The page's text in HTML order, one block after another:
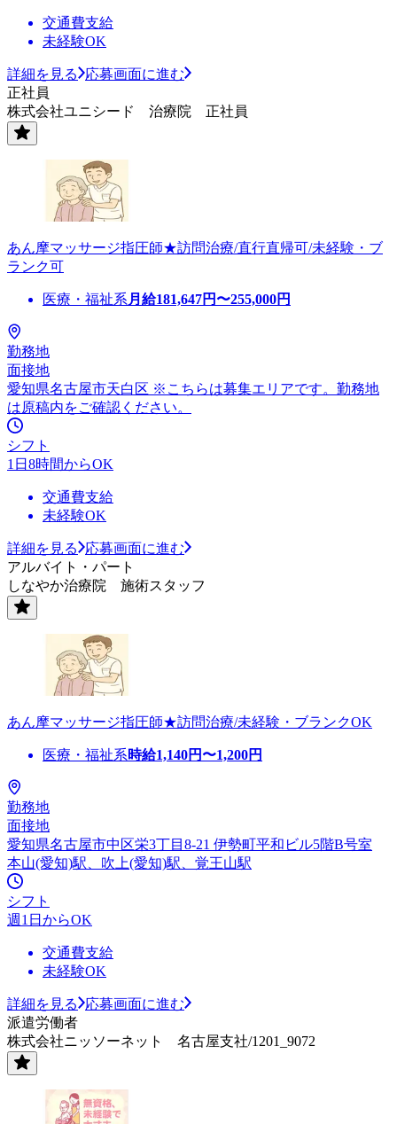
交通費支給
未経験OK
詳細を見る
応募画面に進む
正社員
株式会社ユニシード 治療院 正社員
あん摩マッサージ指圧師★訪問治療/直行直帰可/未経験・ブ
ランク可
医療・福祉系 月給181,647円〜255,000円
勤務地
面接地
愛知県名古屋市天白区 ※こちらは募集エリアです。勤務地
は原稿内をご確認ください。
シフト
1日8時間からOK
交通費支給
未経験OK
詳細を見る
応募画面に進む
アルバイト・パート
しなやか治療院 施術スタッフ
あん摩マッサージ指圧師★訪問治療/未経験・ブランクOK
医療・福祉系時給1,140円〜1,200円
勤務地
面接地
愛知県名古屋市中区栄3丁目8-21 伊勢町平和ビル5階B号室
本山(愛知)駅、吹上(愛知)駅、覚王山駅
シフト
週1日からOK
交通費支給
未経験OK
詳細を見る
応募画面に進む
派遣労働者
株式会社ニッソーネット 名古屋支社/1201_9072